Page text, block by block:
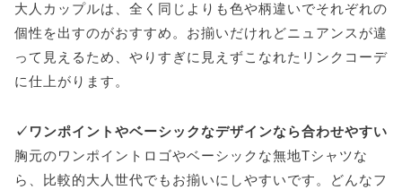
大人カップルは、全く同じよりも色や柄違いでそれぞれの
個性を出すのがおすすめ。お揃いだけれどニュアンスが違
って見えるため、やりすぎに見えずこなれたリンクコーデ
に仕上がります。
✓ワンポイントやベーシックなデザインなら合わせやすい
胸元のワンポイントロゴやベーシックな無地Tシャツな
ら、比較的大人世代でもお揃いにしやすいです。どんなフ